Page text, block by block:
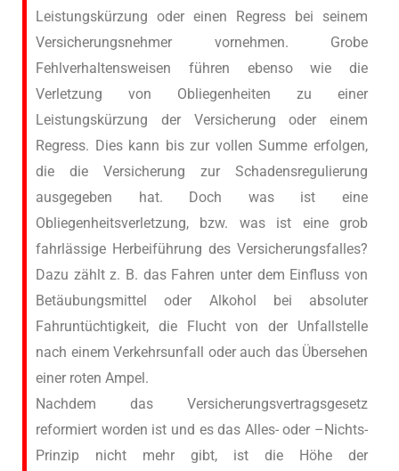
Leistungskürzung oder einen Regress bei seinem
Versicherungsnehmer vornehmen. Grobe
Fehlverhaltensweisen führen ebenso wie die
Verletzung von Obliegenheiten zu einer
Leistungskürzung der Versicherung oder einem
Regress. Dies kann bis zur vollen Summe erfolgen,
die die Versicherung zur Schadensregulierung
ausgegeben hat. Doch was ist eine
Obliegenheitsverletzung, bzw. was ist eine grob
fahrlässige Herbeiführung des Versicherungsfalles?
Dazu zählt z. B. das Fahren unter dem Einfluss von
Betäubungsmittel oder Alkohol bei absoluter
Fahruntüchtigkeit, die Flucht von der Unfallstelle
nach einem Verkehrsunfall oder auch das Übersehen
einer roten Ampel.
Nachdem das Versicherungsvertragsgesetz
reformiert worden ist und es das Alles- oder –Nichts-
Prinzip nicht mehr gibt, ist die Höhe der